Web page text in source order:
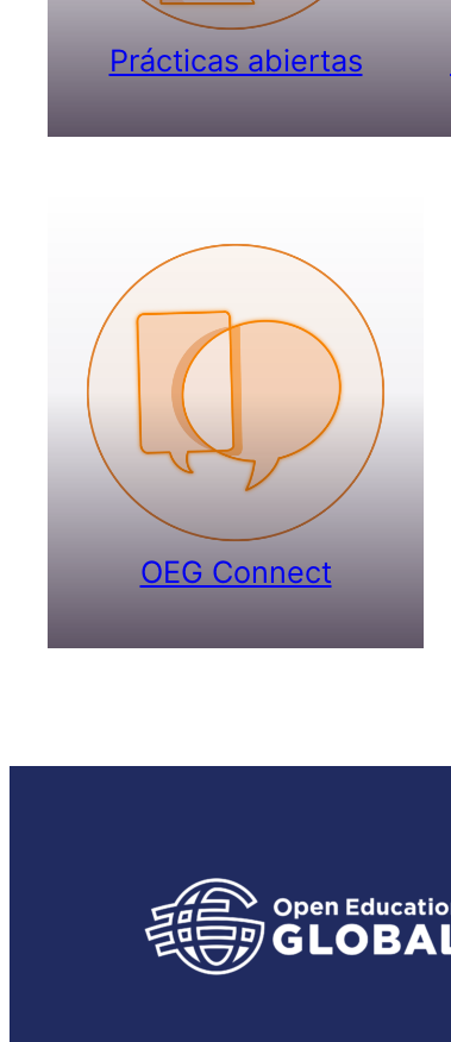
Prácticas abiertas
OEG Connect